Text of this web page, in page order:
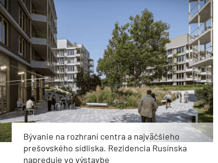
Bývanie na rozhraní centra a najväčšieho
prešovského sídliska. Rezidencia Rusínska
napreduje vo výstavbe